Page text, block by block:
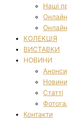
Наші
КОЛЕКЦІЯ
ВИСТАВКИ
НОВИНИ
Анонси
Новини
Статті
Контакти